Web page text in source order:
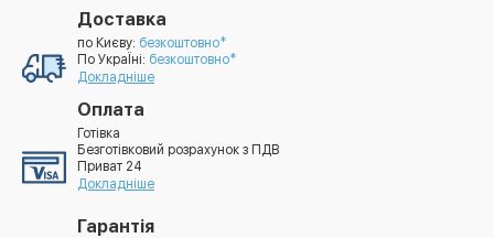
Доставка
по Києву: безкоштовно*
По УкраЇні: безкоштовно*
Докладніше
Оплата
Готівка
Безготівковий розрахунок з ПДВ
Приват 24
Докладніше
Гарантія